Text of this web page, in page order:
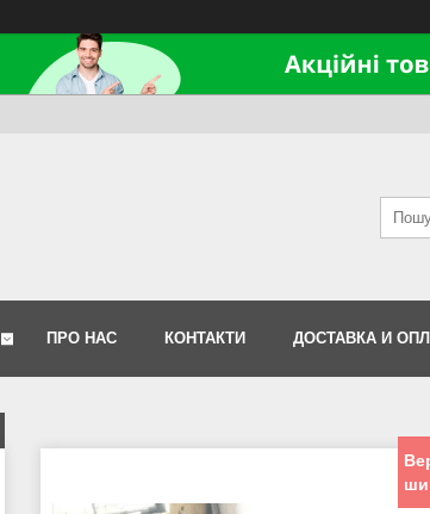
ПРО НАС КОНТАКТИ ДОСТАВКА И